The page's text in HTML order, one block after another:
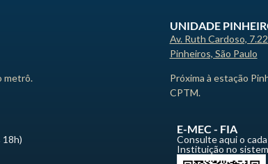
metrô.
UNIDADE
Av. Ruth Cardoso,
Pinheiros, São Paulo
Próxima à estação
CPTM.
E-MEC - FIA
Consulte aqui o
Instituição no